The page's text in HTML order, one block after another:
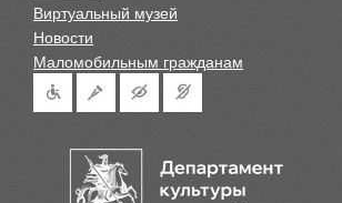
Виртуальный музей
Новости
Маломобильным гражданам